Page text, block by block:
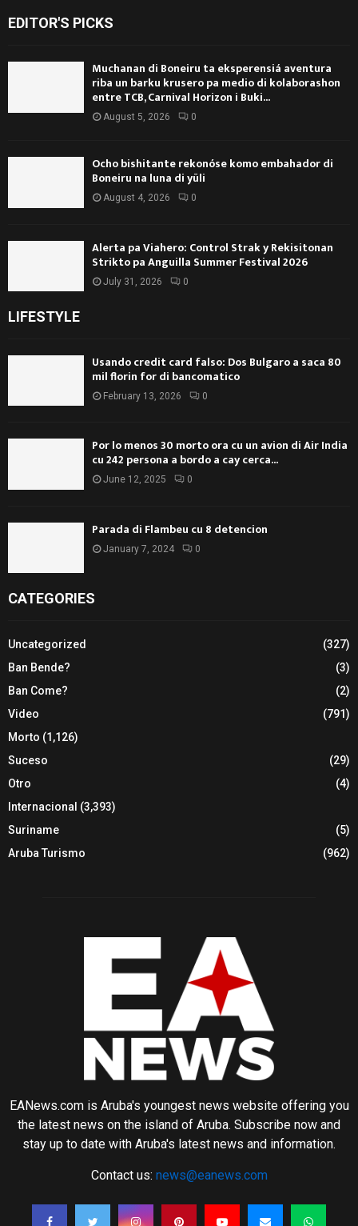
EDITOR'S PICKS
Muchanan di Boneiru ta eksperensiá aventura
riba un barku krusero pa medio di kolaborashon
entre TCB, Carnival Horizon i Buki...
August 5, 2026 0
Ocho bishitante rekonóse komo embahador di
Boneiru na luna di yüli
August 4, 2026 0
Alerta pa Viahero: Control Strak y Rekisitonan
Strikto pa Anguilla Summer Festival 2026
July 31, 2026 0
LIFESTYLE
Usando credit card falso: Dos Bulgaro a saca 80
mil florin for di bancomatico
February 13, 2026 0
Por lo menos 30 morto ora cu un avion di Air India
cu 242 persona a bordo a cay cerca...
June 12, 2025 0
Parada di Flambeu cu 8 detencion
January 7, 2024 0
CATEGORIES
Uncategorized
(327)
Ban Bende?
(3)
Ban Come?
(2)
Video
(791)
Morto (1,126)
Suceso
(29)
Otro
(4)
Internacional (3,393)
Suriname
(5)
Aruba Turismo
(962)
EANews.com is Aruba's youngest news website offering you
the latest news on the island of Aruba. Subscribe now and
stay up to date with Aruba's latest news and information.
Contact us: news@eanews.com